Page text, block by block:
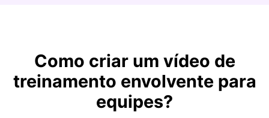
Como criar um vídeo de
treinamento envolvente para
equipes?